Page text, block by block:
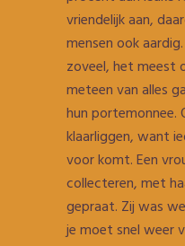
vriendelijk aan,
mensen ook
zoveel, het meest
meteen van alles
hun portemonnee.
klaarliggen, want
voor komt. Een
collecteren, met
gepraat. Zij was
je moet snel weer